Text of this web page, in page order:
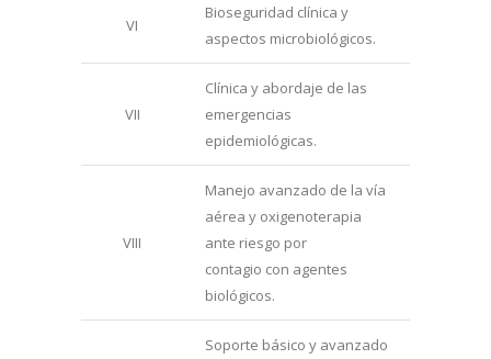
VI
Bioseguridad clínica y
aspectos microbiológicos.
VII
Clínica y abordaje de las
emergencias
epidemiológicas.
VIII
Manejo avanzado de la vía
aérea y oxigenoterapia
ante riesgo por
contagio con agentes
biológicos.
Soporte básico y avanzado